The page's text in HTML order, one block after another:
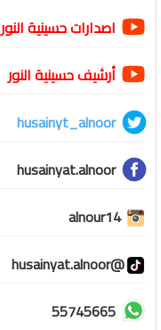
اصدارات حسينية النور
أرشيف حسينية النور
husainyt_alnoor
husainyat.alnoor
alnour14
@husainyat.alnoor
55745665